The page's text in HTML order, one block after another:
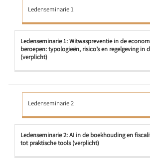
Ledenseminarie 1
Ledenseminarie 1: Witwaspreventie in de
beroepen: typologieën, risico’s en regelgeving in
(verplicht)
Ledenseminarie 2
Ledenseminarie 2: AI in de boekhouding en
tot praktische tools (verplicht)